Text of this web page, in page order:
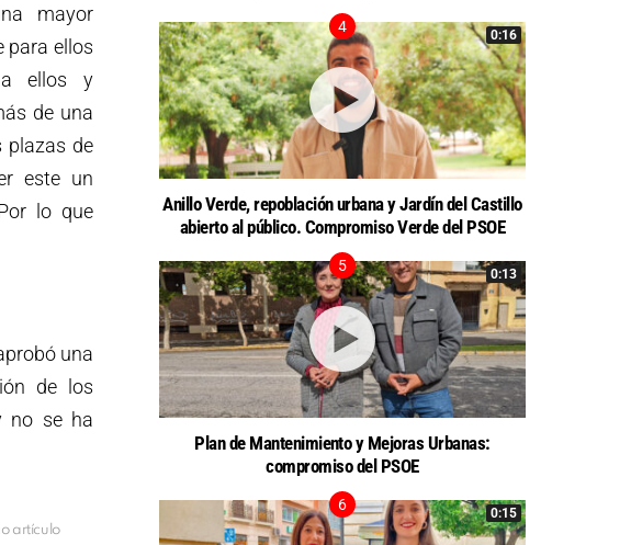
mayor
para ellos
a ellos y
de una
plazas de
este un
lo que
una
de los
no se ha
artículo
0:16
Anillo Verde, repoblación urbana y Jardín del Castillo
abierto al público. Compromiso Verde del PSOE
0:13
Plan de Mantenimiento y Mejoras Urbanas:
compromiso del PSOE
0:15